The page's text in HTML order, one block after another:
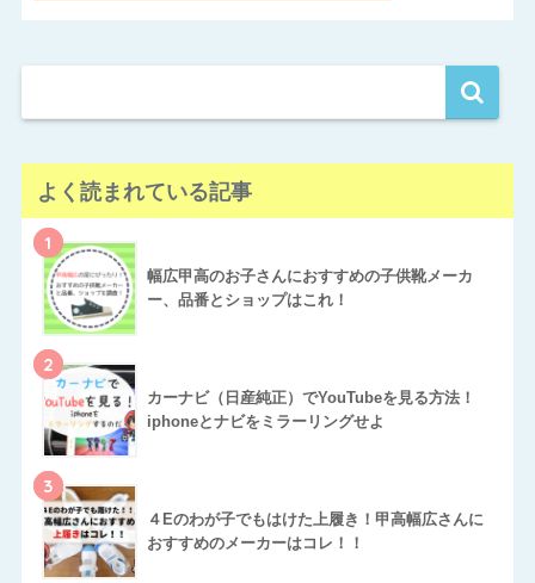
よく読まれている記事
1
幅広甲高のお子さんにおすすめの子供靴メーカ
ー、品番とショップはこれ！
2
カーナビ（日産純正）でYouTubeを見る方法！
iphoneとナビをミラーリングせよ
3
４Eのわが子でもはけた上履き！甲高幅広さんに
おすすめのメーカーはコレ！！